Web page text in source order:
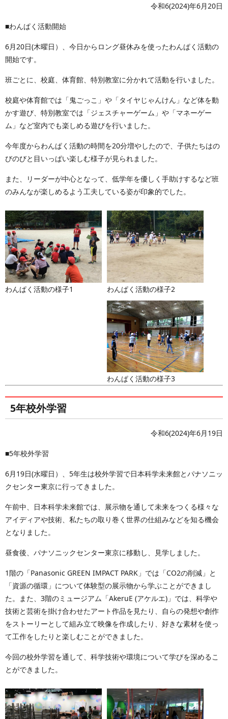
令和6(2024)年6月20日
■わんぱく活動開始
6月20日(木曜日）、今日からロング昼休みを使ったわんぱく活動の
開始です。
班ごとに、校庭、体育館、特別教室に分かれて活動を行いました。
校庭や体育館では「鬼ごっこ」や「タイヤじゃんけん」など体を動
かす遊び、特別教室では「ジェスチャーゲーム」や「マネーゲー
ム」など室内でも楽しめる遊びを行いました。
今年度からわんぱく活動の時間を20分増やしたので、子供たちはの
びのびと目いっぱい楽しむ様子が見られました。
また、リーダーが中心となって、低学年を優しく手助けするなど班
のみんなが楽しめるよう工夫している姿が印象的でした。
わんぱく活動の様子1 わんぱく活動の様子2
わんぱく活動の様子3
5年校外学習
令和6(2024)年6月19日
■5年校外学習
6月19日(水曜日）、5年生は校外学習で日本科学未来館とパナソニッ
クセンター東京に行ってきました。
午前中、日本科学未来館では、展示物を通して未来をつくる様々な
アイディアや技術、私たちの取り巻く世界の仕組みなどを知る機会
となりました。
昼食後、パナソニックセンター東京に移動し、見学しました。
1階の「Panasonic GREEN IMPACT PARK」では「CO2の削減」と
「資源の循環」について体験型の展示物から学ぶことができまし
た。また、3階のミュージアム「AkeruE (アケルエ)」では、科学や
技術と芸術を掛け合わせたアート作品を見たり、自らの発想や創作
をストーリーとして組み立て映像を作成したり、好きな素材を使っ
て工作をしたりと楽しむことができました。
今回の校外学習を通して、科学技術や環境について学びを深めるこ
とができました。